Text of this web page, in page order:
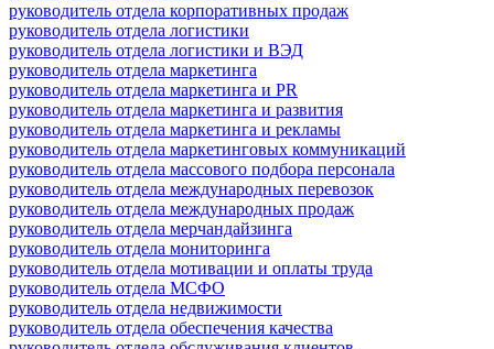
руководитель отдела корпоративных продаж
руководитель отдела логистики
руководитель отдела логистики и ВЭД
руководитель отдела маркетинга
руководитель отдела маркетинга и PR
руководитель отдела маркетинга и развития
руководитель отдела маркетинга и рекламы
руководитель отдела маркетинговых коммуникаций
руководитель отдела массового подбора персонала
руководитель отдела международных перевозок
руководитель отдела международных продаж
руководитель отдела мерчандайзинга
руководитель отдела мониторинга
руководитель отдела мотивации и оплаты труда
руководитель отдела МСФО
руководитель отдела недвижимости
руководитель отдела обеспечения качества